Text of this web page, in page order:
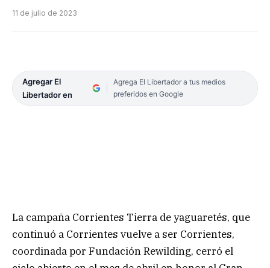
11 de julio de 2023
Agregar El
Libertador en
Agrega El Libertador a tus medios
preferidos en Google
La campaña Corrientes Tierra de yaguaretés, que
continuó a Corrientes vuelve a ser Corrientes,
coordinada por Fundación Rewilding, cerró el